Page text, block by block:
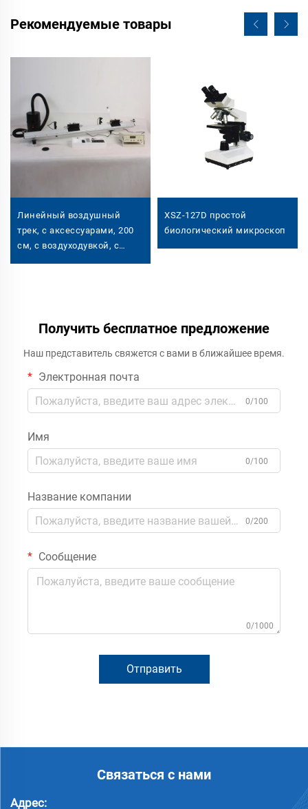
Рекомендуемые товары
Линейный воздушный
трек, с аксессуарами, 200
см, с воздуходувкой, с
XSZ-127D простой
биологический микроскоп
Получить бесплатное предложение
Наш представитель свяжется с вами в ближайшее время.
Электронная почта
0/100
Имя
0/100
Название компании
0/200
Сообщение
0/1000
Отправить
Связаться с нами
Адрес: